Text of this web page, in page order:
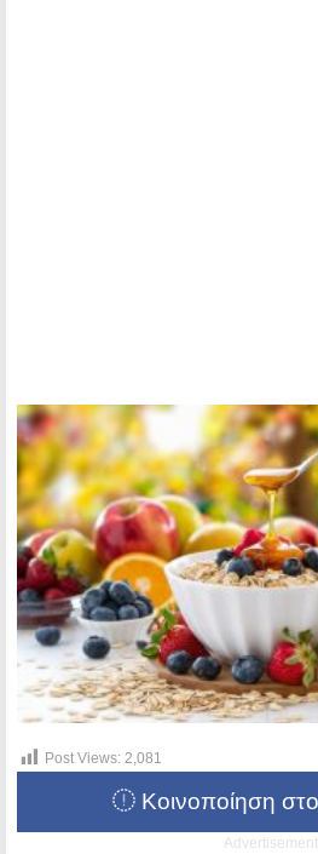
Post Views: 2,081
Κοινοποίηση
Advertisement